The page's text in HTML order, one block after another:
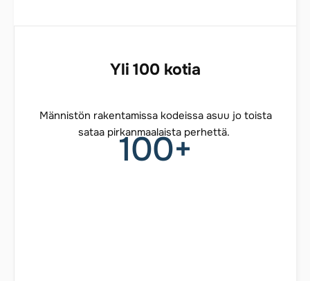
Yli 100 kotia
Männistön rakentamissa kodeissa asuu jo toista
sataa pirkanmaalaista perhettä.
100+